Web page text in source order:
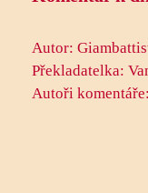
Autor:
Překladatelka:
Autoři